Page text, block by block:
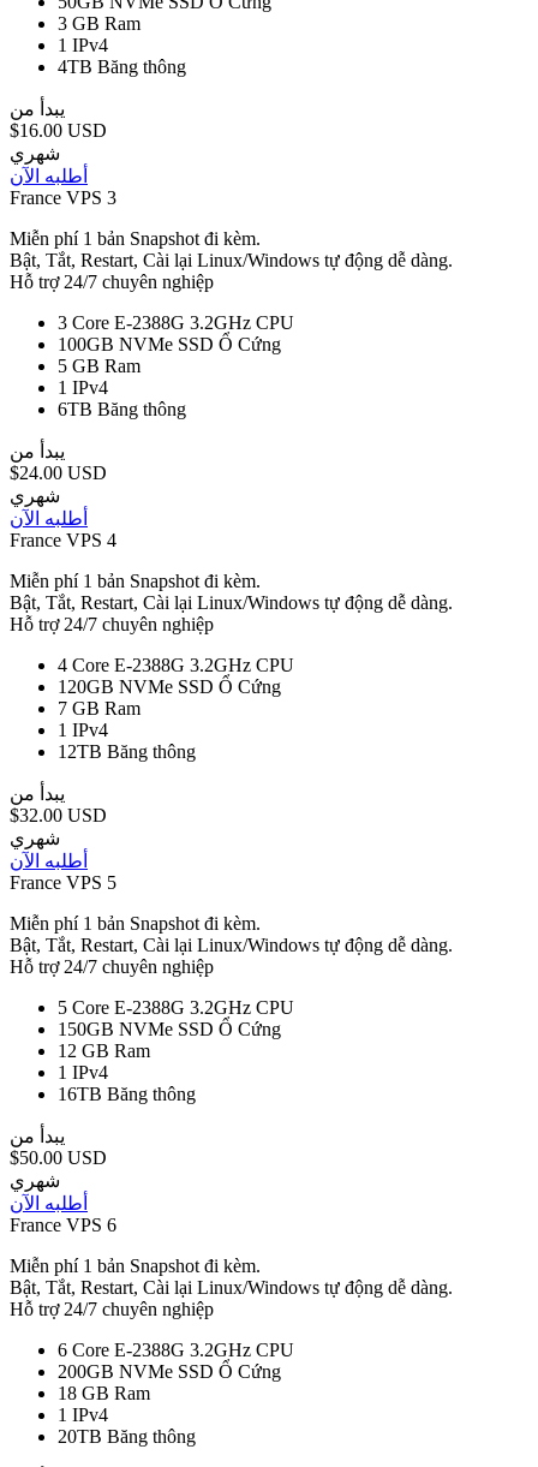
3 GB Ram
1 IPv4
4TB Băng thông
يبدأ من
$16.00 USD
شهري
أطلبه الآن
France VPS 3
Miễn phí 1 bản Snapshot đi kèm.
Bật, Tắt, Restart, Cài lại Linux/Windows tự động dễ dàng.
Hỗ trợ 24/7 chuyên nghiệp
3 Core E-2388G 3.2GHz CPU
100GB NVMe SSD Ổ Cứng
5 GB Ram
1 IPv4
6TB Băng thông
يبدأ من
$24.00 USD
شهري
أطلبه الآن
France VPS 4
Miễn phí 1 bản Snapshot đi kèm.
Bật, Tắt, Restart, Cài lại Linux/Windows tự động dễ dàng.
Hỗ trợ 24/7 chuyên nghiệp
4 Core E-2388G 3.2GHz CPU
120GB NVMe SSD Ổ Cứng
7 GB Ram
1 IPv4
12TB Băng thông
يبدأ من
$32.00 USD
شهري
أطلبه الآن
France VPS 5
Miễn phí 1 bản Snapshot đi kèm.
Bật, Tắt, Restart, Cài lại Linux/Windows tự động dễ dàng.
Hỗ trợ 24/7 chuyên nghiệp
5 Core E-2388G 3.2GHz CPU
150GB NVMe SSD Ổ Cứng
12 GB Ram
1 IPv4
16TB Băng thông
يبدأ من
$50.00 USD
شهري
أطلبه الآن
France VPS 6
Miễn phí 1 bản Snapshot đi kèm.
Bật, Tắt, Restart, Cài lại Linux/Windows tự động dễ dàng.
Hỗ trợ 24/7 chuyên nghiệp
6 Core E-2388G 3.2GHz CPU
200GB NVMe SSD Ổ Cứng
18 GB Ram
1 IPv4
20TB Băng thông